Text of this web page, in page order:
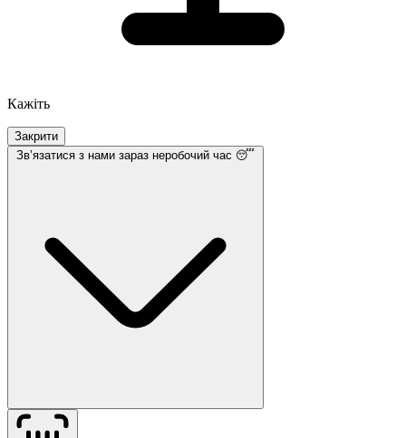
Кажіть
Закрити
Звʼязатися з нами зараз неробочий час 😴